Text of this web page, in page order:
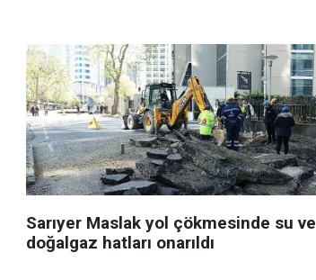
Sarıyer Maslak yol çökmesinde su ve
doğalgaz hatları onarıldı